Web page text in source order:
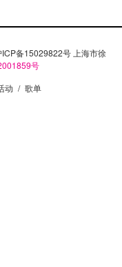
备15029822号 上海市徐
号
动 / 歌单